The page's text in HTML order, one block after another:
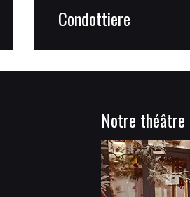
Condottiere
Notre théâtre